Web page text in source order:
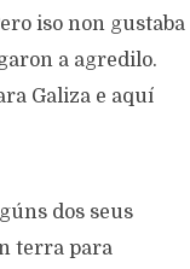
iso non gustaba
a agredilo.
Galiza e aquí
dos seus
terra para